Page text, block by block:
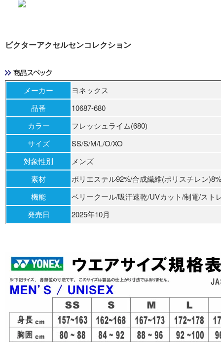
ビクターアクセルセンコレクション
メーカー
ヨネックス
品番
10687-680
カラー
フレッシュライム(680)
サイズ
SS/S/M/L/O/XO
対象性別
メンズ
素材
ポリエステル92%/合成繊維(ポリスチレン)8%
機能
ベリークール/吸汗速乾/UVカット/制電/スト
発売日
2025年10月